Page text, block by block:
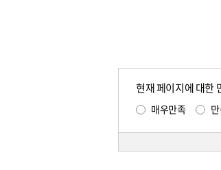
현재 페이지에 대한
매우만족